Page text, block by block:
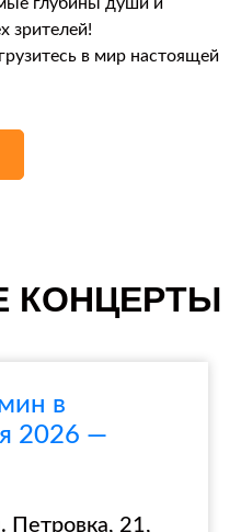
зрителей!
в мир настоящей
КОНЦЕРТЫ
в
2026 —
Петровка, 21,